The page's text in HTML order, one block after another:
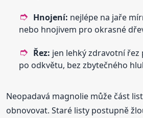
Hnojení: nejlépe na jaře
nebo hnojivem pro okrasné
Řez: jen lehký zdravotní řez
po odkvětu, bez zbytečného
Neopadavá magnolie může část
obnovovat. Staré listy postupně